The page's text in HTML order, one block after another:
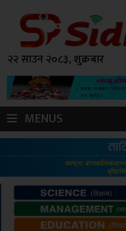
२२ साउन २०८३, शुक्रबार
MENUS